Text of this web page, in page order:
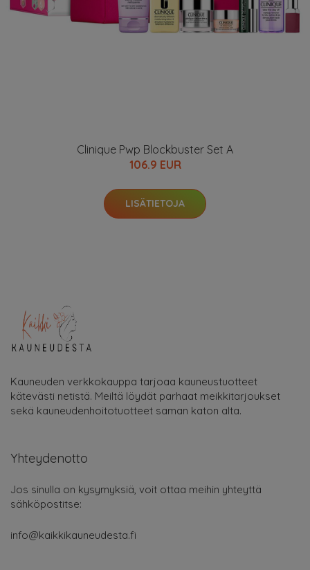
Clinique Pwp Blockbuster Set A
106.9 EUR
LISÄTIETOJA
Kauneuden verkkokauppa tarjoaa kauneustuotteet
kätevästi netistä. Meiltä löydät parhaat meikkitarjoukset
sekä kauneudenhoitotuotteet saman katon alta.
Yhteydenotto
Jos sinulla on kysymyksiä, voit ottaa meihin yhteyttä
sähköpostitse:
info@kaikkikauneudesta.fi